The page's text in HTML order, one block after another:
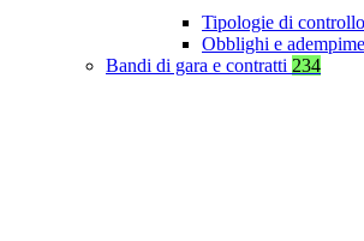
Tipologie di controllo
Obblighi e
Bandi di gara e contratti 234